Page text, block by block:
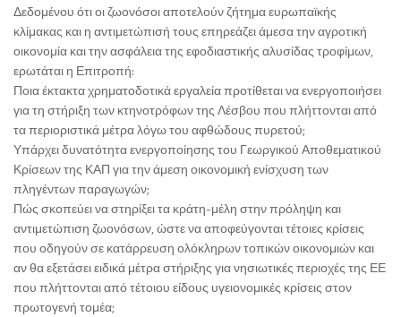
Δεδομένου ότι οι ζωονόσοι αποτελούν ζήτημα ευρωπαϊκής
κλίμακας και η αντιμετώπισή τους επηρεάζει άμεσα την αγροτική
οικονομία και την ασφάλεια της εφοδιαστικής αλυσίδας τροφίμων,
ερωτάται η Επιτροπή:
Ποια έκτακτα χρηματοδοτικά εργαλεία προτίθεται να ενεργοποιήσει
για τη στήριξη των κτηνοτρόφων της Λέσβου που πλήττονται από
τα περιοριστικά μέτρα λόγω του αφθώδους πυρετού;
Υπάρχει δυνατότητα ενεργοποίησης του Γεωργικού Αποθεματικού
Κρίσεων της ΚΑΠ για την άμεση οικονομική ενίσχυση των
πληγέντων παραγωγών;
Πώς σκοπεύει να στηρίξει τα κράτη-μέλη στην πρόληψη και
αντιμετώπιση ζωονόσων, ώστε να αποφεύγονται τέτοιες κρίσεις
που οδηγούν σε κατάρρευση ολόκληρων τοπικών οικονομιών και
αν θα εξετάσει ειδικά μέτρα στήριξης για νησιωτικές περιοχές της ΕΕ
που πλήττονται από τέτοιου είδους υγειονομικές κρίσεις στον
πρωτογενή τομέα;